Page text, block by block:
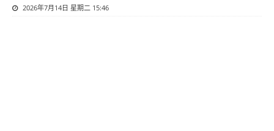
2026年7月14日 星期二 15:46